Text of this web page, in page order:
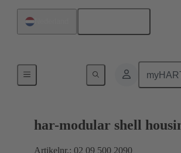
har-modular shell
Artikelnr.: 02 09 500 2090